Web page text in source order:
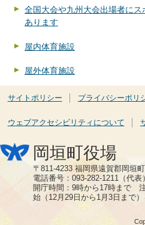
全国大会や九州大会出場者に
あります
屋内体育施設
屋外体育施設
サイトポリシー プライバシーポリ
ウェブアクセシビリティについて
岡垣町役場
〒811-4233 福岡県遠賀郡岡垣
電話番号：093-282-1211（代
開庁時間：9時から17時まで
始（12月29日から1月3日まで）